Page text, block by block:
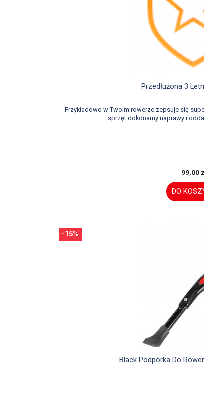
Szybki
Przedłużona 3
Przykładowo w Twoim rowerze zepsuje się
sprzęt dokonamy naprawy i
99,00
DO
Szybki
Black Podpórka Do
-15%